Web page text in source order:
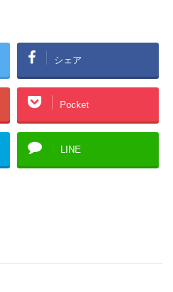
シェア
Pocket
LINE